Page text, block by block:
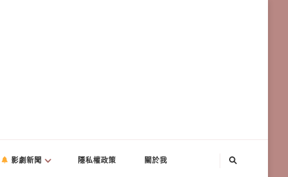
影劇新聞 隱私權政策 關於我